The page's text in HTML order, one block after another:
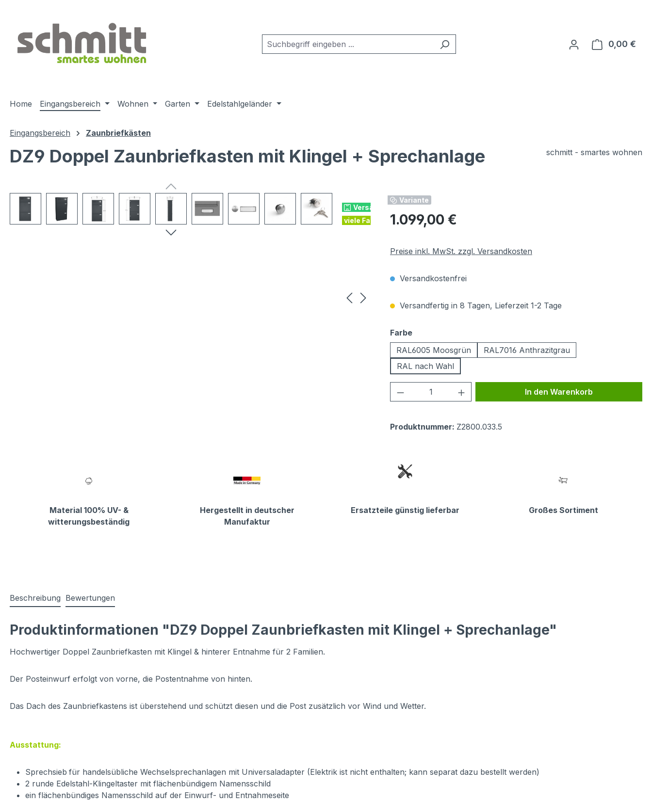
0,00 €
Home Eingangsbereich Wohnen Garten Edelstahlgeländer
Eingangsbereich Zaunbriefkästen
DZ9 Doppel Zaunbriefkasten mit Klingel + Sprechanlage schmitt - smartes wohnen
Versandkostenfrei
viele Farben
Variante
Regulärer Preis:
1.099,00 €
Preise inkl. MwSt. zzgl. Versandkosten
Versandkostenfrei
Versandfertig in 8 Tagen, Lieferzeit 1-2 Tage
Farbeauswählen
RAL6005 Moosgrün
RAL7016 Anthrazitgrau
RAL nach Wahl
Produkt Anzahl: Gib den gewünschten Wert
In den Warenkorb
Produktnummer: Z2800.033.5
Material 100% UV- &
witterungsbeständig
Hergestellt in deutscher
Manufaktur
Ersatzteile günstig lieferbar Großes Sortiment
Beschreibung Bewertungen
Produktinformationen "DZ9 Doppel Zaunbriefkasten mit Klingel + Sprechanlage"
Hochwertiger Doppel Zaunbriefkasten mit Klingel & hinterer Entnahme für 2 Familien.
Der Posteinwurf erfolgt von vorne, die Postentnahme von hinten.
Das Dach des Zaunbriefkastens ist überstehend und schützt diesen und die Post zusätzlich vor Wind und Wetter.
Ausstattung:
Sprechsieb für handelsübliche Wechselsprechanlagen mit Universaladapter (Elektrik ist nicht enthalten; kann separat dazu bestellt werden)
2 runde Edelstahl-Klingeltaster mit flächenbündigem Namensschild
ein flächenbündiges Namensschild auf der Einwurf- und Entnahmeseite